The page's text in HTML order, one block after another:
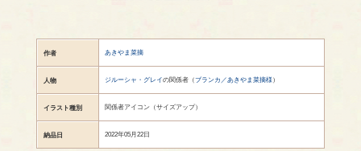
作者 あきやま菜摘
人物 ジルーシャ・グレイの関係者（ブランカ／あきやま菜摘様）
イラスト種別 関係者アイコン（サイズアップ）
納品日 2022年05月22日